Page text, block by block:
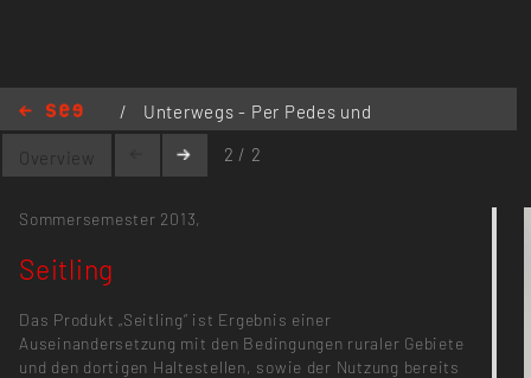
/
Unterwegs - Per Pedes und
Pedale / Seitling
Overview
2 / 2
Sommersemester 2013,
Seitling
Das Produkt „Seitling“ ist Ergebnis einer
Auseinandersetzung mit den Bedingungen ruraler Gebiete
und den dortigen Haltestellen, sowie der Nutzung bereits